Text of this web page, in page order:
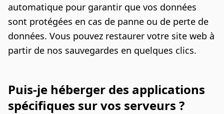
automatique pour garantir que vos données
sont protégées en cas de panne ou de perte de
données. Vous pouvez restaurer votre site web à
partir de nos sauvegardes en quelques clics.
Puis-je héberger des applications
spécifiques sur vos serveurs ?